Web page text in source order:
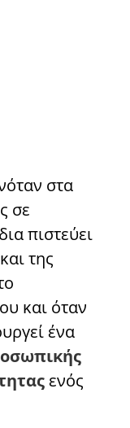
στα
σε
πιστεύει
της
και όταν
ένα
ενός